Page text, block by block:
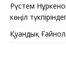
Рүстем
көңіл
Қуандық